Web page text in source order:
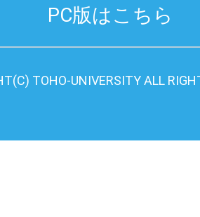
PC版はこちら
TOHO-UNIVERSITY ALL